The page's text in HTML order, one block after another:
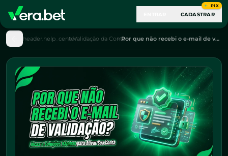
CADASTRAR
PIX
header.help_centerValidação da Conta Por que não recebi o e-mail de validação?